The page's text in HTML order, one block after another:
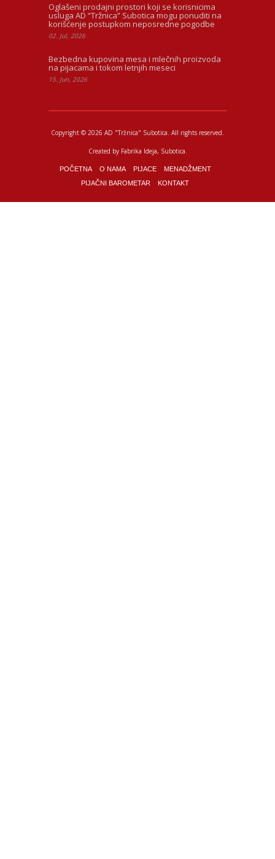
Oglašeni prodajni prostori koji se korisnicima
usluga AD “Tržnica” Subotica mogu ponuditi na
korišćenje postupkom neposredne pogodbe
02. Jul, 2026
Bezbedna kupovina mesa i mlečnih proizvoda
na pijacama i tokom letnjih meseci
15. Jun, 2026
Copyright © 2026 AD "Tržnica" Subotica. All rights reserved.
Created by Fabrika Ideja, Subotica.
POČETNA O NAMA PIJACE
MENADŽMENT
PIJAČNI BAROMETAR
KONTAKT